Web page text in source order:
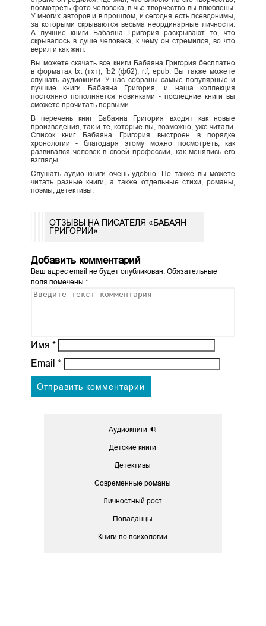
посмотреть фото человека, в чье творчество вы влюблены.
У многих авторов и в прошлом, и сегодня есть псевдонимы,
за которыми скрываются весьма неординарные личности.
А лучшие книги Бабаяна Григория раскрывают то, что
скрывалось в душе человека, к чему он стремился, во что
верил и как жил.
Вы можете скачать все книги Бабаяна Григория бесплатно
в форматах txt (тхт), fb2 (фб2), rtf, epub. Вы также можете
слушать аудиокниги. У нас собраны самые популярные и
лучшие книги Бабаяна Григория, и наша коллекция
постоянно пополняется новинками - последние книги вы
сможете прочитать первыми.
В перечень книг Бабаяна Григория входят как новые
произведения, так и те, которые вы, возможно, уже читали.
Список книг Бабаяна Григория выстроен в порядке
хронологии - благодаря этому можно посмотреть, как
развивался человек в своей профессии, как менялись его
взгляды.
Слушать аудио книги очень удобно. Но также вы можете
читать разные книги, а также отдельные стихи, романы,
поэмы, детективы.
ОТЗЫВЫ НА ПИСАТЕЛЯ «БАБАЯН
ГРИГОРИЙ»
Добавить комментарий
Ваш адрес email не будет опубликован. Обязательные
поля помечены *
Имя *
Email *
Аудиокниги 🔊
Детские книги
Детективы
Современные романы
Личностный рост
Попаданцы
Книги по психологии